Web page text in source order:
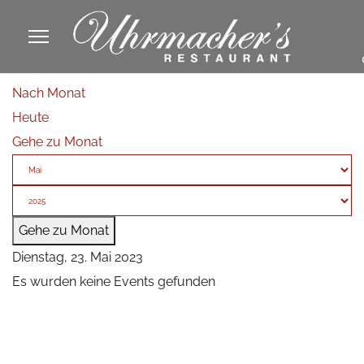
Nach Monat
Heute
Gehe zu Monat
Gehe zu Monat
Dienstag, 23. Mai 2023
Es wurden keine Events gefunden